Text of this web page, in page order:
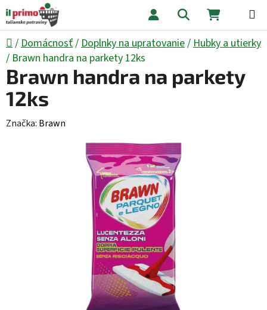
Prejsť na obsah Hľadať
Domov
/ Domácnosť/ Doplnky na upratovanie/ Hubky a utierky
/ Brawn handra na parkety 12ks
Brawn handra na parkety
12ks
Značka: Brawn